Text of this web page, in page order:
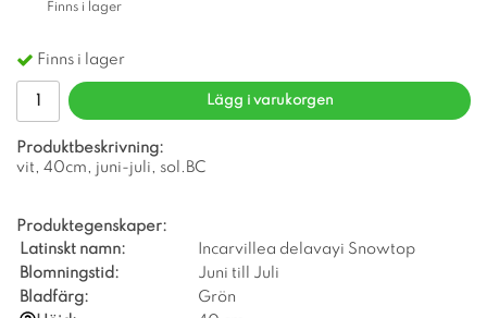
Finns i lager
Finns i lager
Lägg i varukorgen
Produktbeskrivning:
vit, 40cm, juni-juli, sol.BC
Produktegenskaper:
Latinskt namn:
Incarvillea delavayi Snowtop
Blomningstid:
Juni till Juli
Bladfärg:
Grön